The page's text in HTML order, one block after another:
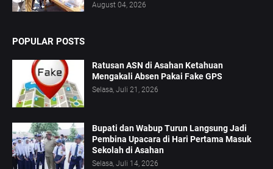
August 04, 2026
POPULAR POSTS
Ratusan ASN di Asahan Ketahuan
Mengakali Absen Pakai Fake GPS
Selasa, Juli 21, 2026
Bupati dan Wabup Turun Langsung Jadi
Pembina Upacara di Hari Pertama Masuk
Sekolah di Asahan
Selasa, Juli 14, 2026